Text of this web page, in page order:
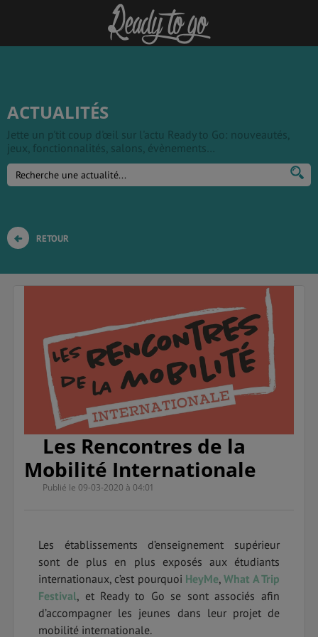
ACTUALITÉS
Jette un p'tit coup d'œil sur l'actu Ready to Go: nouveautés,
jeux, fonctionnalités, salons, évènements…
RETOUR
Les Rencontres de la
Mobilité Internationale
Publié le 09-03-2020 à 04:01
Les établissements d’enseignement supérieur
sont de plus en plus exposés aux étudiants
internationaux, c’est pourquoi HeyMe,What A Trip
Festival, et Ready to Go se sont associés afin
d’accompagner les jeunes dans leur projet de
mobilité internationale.